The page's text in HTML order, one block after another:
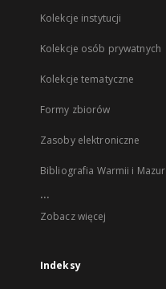
Kolekcje instytucji
Kolekcje osób prywatnych
Kolekcje tematyczne
Formy zbiorów
Zasoby elektroniczne
Bibliografia Warmii i Mazur
...
Zobacz więcej
Indeksy